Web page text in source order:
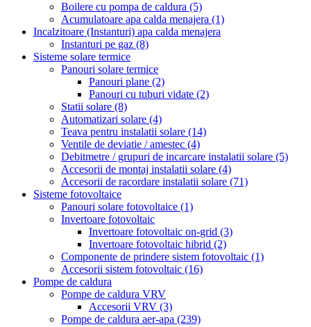
Boilere cu pompa de caldura (5)
Acumulatoare apa calda menajera (1)
Incalzitoare (Instanturi) apa calda menajera
Instanturi pe gaz (8)
Sisteme solare termice
Panouri solare termice
Panouri plane (2)
Panouri cu tuburi vidate (2)
Statii solare (8)
Automatizari solare (4)
Teava pentru instalatii solare (14)
Ventile de deviatie / amestec (4)
Debitmetre / grupuri de incarcare instalatii solare (5)
Accesorii de montaj instalatii solare (4)
Accesorii de racordare instalatii solare (71)
Sisteme fotovoltaice
Panouri solare fotovoltaice (1)
Invertoare fotovoltaic
Invertoare fotovoltaic on-grid (3)
Invertoare fotovoltaic hibrid (2)
Componente de prindere sistem fotovoltaic (1)
Accesorii sistem fotovoltaic (16)
Pompe de caldura
Pompe de caldura VRV
Accesorii VRV (3)
Pompe de caldura aer-apa (239)